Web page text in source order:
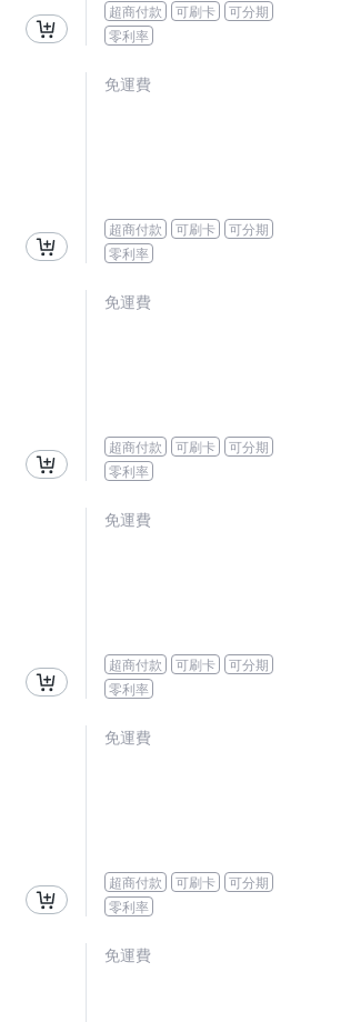
超商付款 可刷卡
可分期
零利率
免運費
超商付款 可刷卡
可分期
零利率
免運費
超商付款 可刷卡
可分期
零利率
免運費
超商付款 可刷卡
可分期
零利率
免運費
超商付款 可刷卡
可分期
零利率
免運費